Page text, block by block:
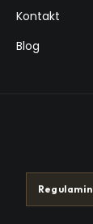
Kontakt
Blog
Regulamin